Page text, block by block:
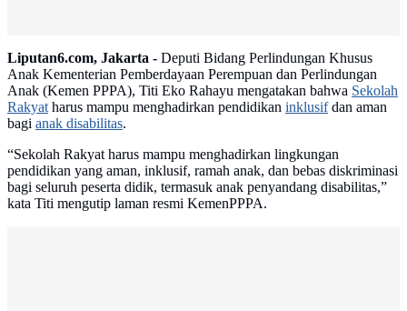
Liputan6.com, Jakarta - Deputi Bidang Perlindungan Khusus
Anak Kementerian Pemberdayaan Perempuan dan Perlindungan
Anak (Kemen PPPA), Titi Eko Rahayu mengatakan bahwa Sekolah
Rakyatharus mampu menghadirkan pendidikan inklusifdan aman
bagi anak disabilitas.
“Sekolah Rakyat harus mampu menghadirkan lingkungan
pendidikan yang aman, inklusif, ramah anak, dan bebas diskriminasi
bagi seluruh peserta didik, termasuk anak penyandang disabilitas,”
kata Titi mengutip laman resmi KemenPPPA.